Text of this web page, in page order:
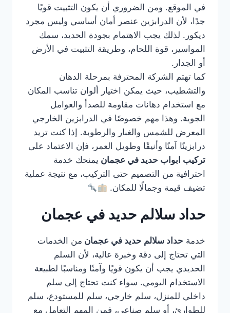
في الموقع. ومن الضروري أن يكون التثبيت قويًا
جدًا، لأن الدرابزين عنصر أمان أساسي وليس مجرد
ديكور. لذلك يجب الاهتمام بجودة الحديد، سمك
المواسير، قوة اللحام، وطريقة التثبيت في الأرض
أو الجدار.
كما تهتم الشركة المحترفة بمرحلة الدهان
والتشطيب، حيث يمكن اختيار ألوان تناسب المكان
مع استخدام دهانات مقاومة للصدأ والعوامل
الجوية. وهذا مهم خصوصًا في الدرابزين الخارجي
المعرض للشمس والغبار والرطوبة. إذا كنت تريد
درابزينًا آمنًا وأنيقًا وطويل العمر، فإن الاعتماد على
تركيب ابواب حديد في عجمان يمنحك خدمة
احترافية من التصميم حتى التركيب، مع نتيجة عملية
تضيف قيمة وجمالًا للمكان.
حداد سلالم حديد في عجمان
خدمة حداد سلالم حديد في عجمان من الخدمات
التي تحتاج إلى دقة وخبرة عالية، لأن السلم
الحديدي يجب أن يكون قويًا وآمنًا ومناسبًا لطبيعة
الاستخدام اليومي. سواء كنت تحتاج إلى سلم
داخلي للمنزل، سلم خارجي، سلم للمستودع، سلم
للطوارئ، أو سلم صناعي، فمن المهم التعامل مع